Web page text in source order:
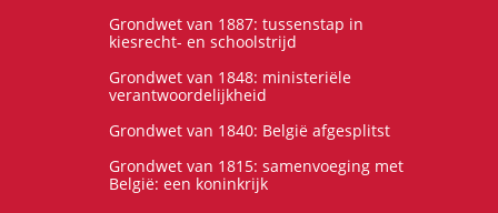
Grondwet van 1887: tussenstap in
kiesrecht- en schoolstrijd
Grondwet van 1848: ministeriële
verantwoordelijkheid
Grondwet van 1840: België afgesplitst
Grondwet van 1815: samenvoeging met
België: een koninkrijk